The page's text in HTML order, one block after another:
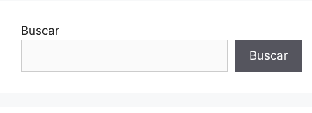
Buscar
Buscar